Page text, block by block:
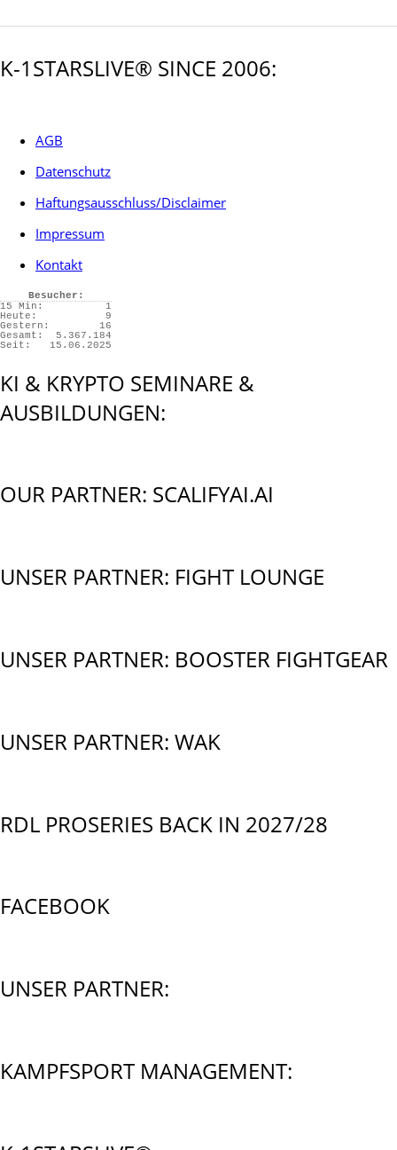
K-1STARSLIVE® SINCE 2006:
AGB
Datenschutz
Haftungsausschluss/Disclaimer
Impressum
Kontakt
Besucher:
15 Min:
1
Heute:
9
Gestern:
16
Gesamt:
5.367.184
Seit:
15.06.2025
KI & KRYPTO SEMINARE &
AUSBILDUNGEN:
OUR PARTNER: SCALIFYAI.AI
UNSER PARTNER: FIGHT LOUNGE
UNSER PARTNER: BOOSTER FIGHTGEAR
UNSER PARTNER: WAK
RDL PROSERIES BACK IN 2027/28
FACEBOOK
UNSER PARTNER:
KAMPFSPORT MANAGEMENT: